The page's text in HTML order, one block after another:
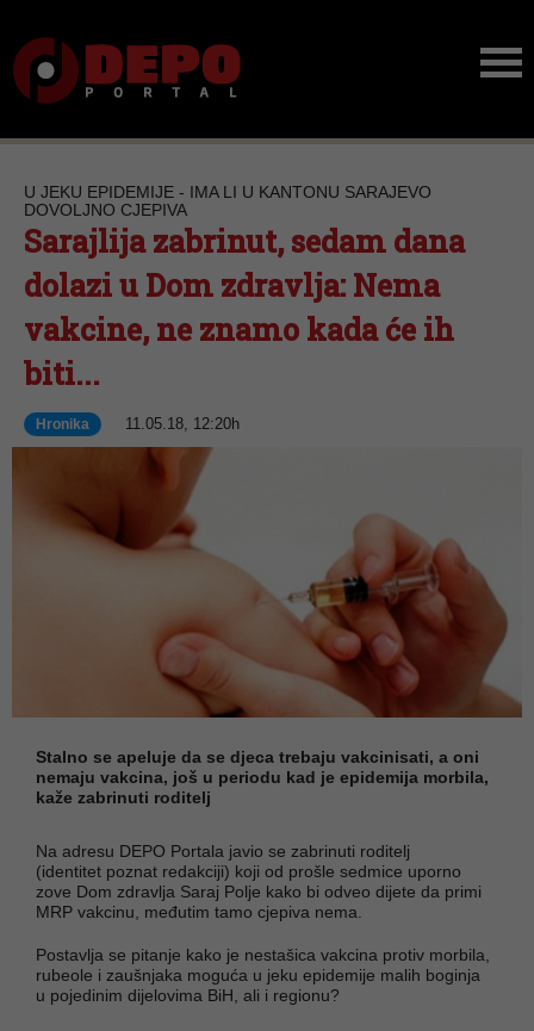
U JEKU EPIDEMIJE - IMA LI U KANTONU SARAJEVO
DOVOLJNO CJEPIVA
Sarajlija zabrinut, sedam dana
dolazi u Dom zdravlja: Nema
vakcine, ne znamo kada će ih
biti...
Hronika 11.05.18, 12:20h
Stalno se apeluje da se djeca trebaju vakcinisati, a oni
nemaju vakcina, još u periodu kad je epidemija morbila,
kaže zabrinuti roditelj
Na adresu DEPO Portala javio se zabrinuti roditelj
(identitet poznat redakciji) koji od prošle sedmice uporno
zove Dom zdravlja Saraj Polje kako bi odveo dijete da primi
MRP vakcinu, međutim tamo cjepiva nema.
Postavlja se pitanje kako je nestašica vakcina protiv morbila,
rubeole i zaušnjaka moguća u jeku epidemije malih boginja
u pojedinim dijelovima BiH, ali i regionu?